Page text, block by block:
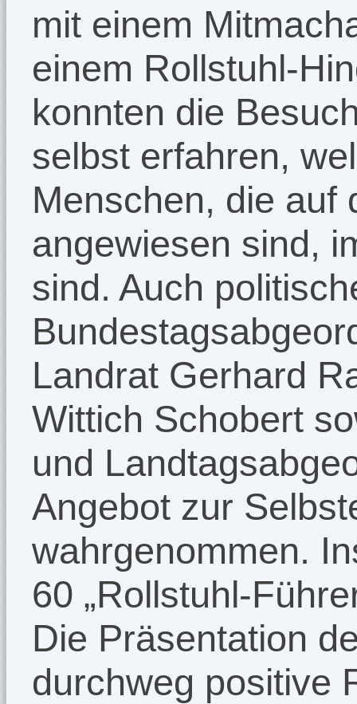
mit einem
einem Rollstuhl-
konnten die
selbst erfahren,
Menschen, die auf
angewiesen sind,
sind. Auch
Landrat Gerhard
Wittich Schobert
und
Angebot zur
wahrgenommen.
60 „Rollstuhl-
Die Präsentation
durchweg positive